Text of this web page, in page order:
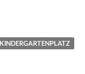
KINDERGARTENPLATZ